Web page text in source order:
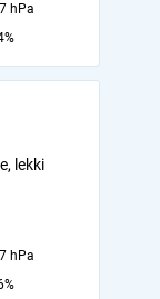
hPa
lekki
hPa